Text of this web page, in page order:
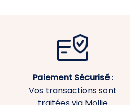
Paiement Sécurisé:
Vos transactions sont